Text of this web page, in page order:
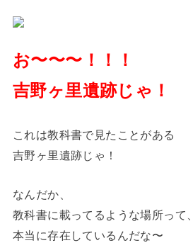
お〜〜〜！！！
吉野ヶ里遺跡じゃ！
これは教科書で見たことがある
吉野ヶ里遺跡じゃ！
なんだか、
教科書に載ってるような場所って、
本当に存在しているんだな〜